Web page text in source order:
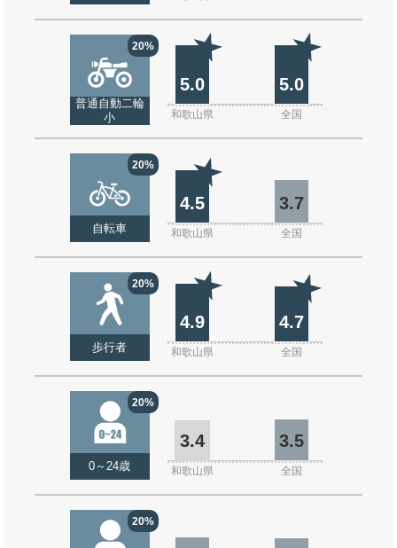
20%
普通自動二輪
小
5.0 5.0
和歌山県 全国
20%
自転車
4.5 3.7
和歌山県 全国
20%
歩行者
4.9 4.7
和歌山県 全国
20%
0～24歳
3.4 3.5
和歌山県 全国
20%